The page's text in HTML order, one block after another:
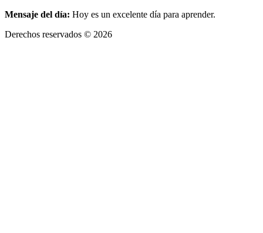
Mensaje del día: Hoy es un excelente día para aprender.
Derechos reservados © 2026